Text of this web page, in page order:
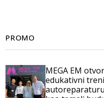
PROMO
MEGA EM
edukativni